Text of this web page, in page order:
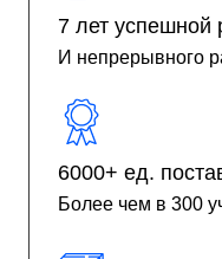
7 лет успешной
И непрерывного
6000+ ед.
Более чем в 300